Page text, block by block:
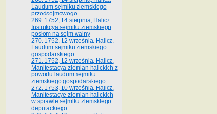
Laudum sejmiku ziemskiego
przedsejmowego
269. 1752, 14 sierpnia, Halicz.
Instrukcya sejmiku ziemskiego
posłom na sejm walny
270. 1752, 12 września, Halicz.
Laudum sejmiku ziemskiego
gospodarskiego
271. 1752, 12 września, Halicz.
Manifestacya ziemian halickich z
powodu laudum sejmiku
ziemskiego gospodarskiego
272. 1753, 10 września, Halicz.
Manifestacye ziemian halickich
w sprawie sejmiku ziemskiego
deputackiego